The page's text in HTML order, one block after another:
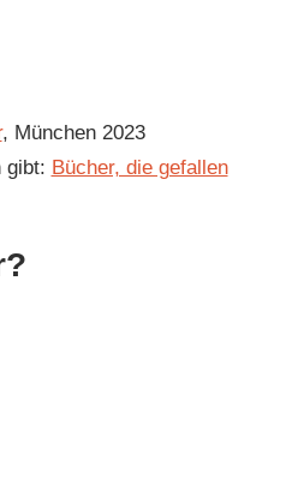
, München 2023
gibt: Bücher, die gefallen